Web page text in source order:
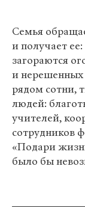
Семья
и получает
загораются
и нерешенных
рядом сотни,
людей:
учителей,
сотрудников
«Подари
было бы